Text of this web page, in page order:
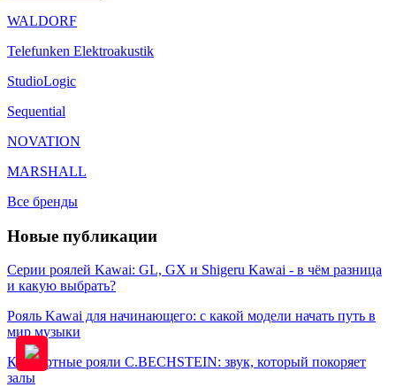
WALDORF
Telefunken Elektroakustik
StudioLogic
Sequential
NOVATION
MARSHALL
Все бренды
Новые публикации
Серии роялей Kawai: GL, GX и Shigeru Kawai - в чём разница
и какую выбрать?
Рояль Kawai для начинающего: с какой модели начать путь в
мир музыки
Концертные рояли C.BECHSTEIN: звук, который покоряет
залы